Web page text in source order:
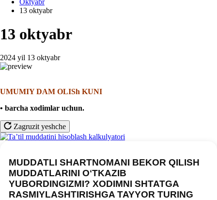
Oktyabr
13 oktyabr
13 oktyabr
2024 yil 13 oktyabr
UMUMIY DAM OLISh KUNI
• barcha хodimlar uchun.
Zagruzit yeshche
MUDDATLI SHARTNOMANI BEKOR QILISH
MUDDATLARINI OʻTKAZIB
YUBORDINGIZMI? XODIMNI SHTATGA
RASMIYLASHTIRISHGA TAYYOR TURING